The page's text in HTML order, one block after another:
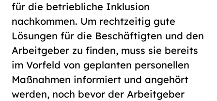
für die betriebliche Inklusion
nachkommen. Um rechtzeitig gute
Lösungen für die Beschäftigten und den
Arbeitgeber zu finden, muss sie bereits
im Vorfeld von geplanten personellen
Maßnahmen informiert und angehört
werden, noch bevor der Arbeitgeber